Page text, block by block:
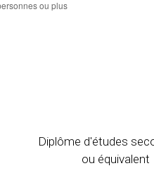
Diplôme d'études
ou équivalent